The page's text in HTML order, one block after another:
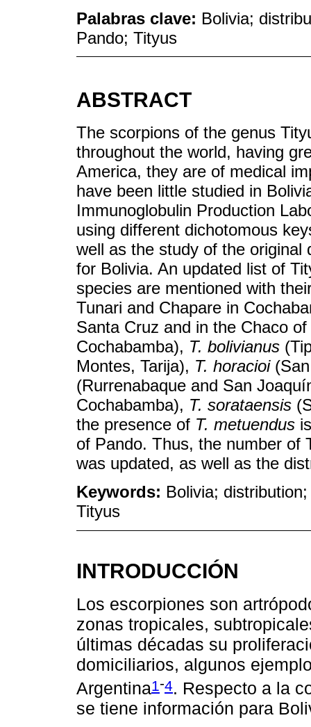
Palabras clave: Bolivia;
Pando; Tityus
ABSTRACT
The scorpions of the genus
throughout the world, having
America, they are of medical
have been little studied in
Immunoglobulin Production
using different dichotomous
well as the study of the original
for Bolivia. An updated list of
species are mentioned with
Tunari and Chapare in
Santa Cruz and in the Chaco
Cochabamba), T. bolivianus
Montes, Tarija), T. horacioi(San
(Rurrenabaque and San
Cochabamba), T. sorataensis
the presence of T. metuendus
of Pando. Thus, the number of
was updated, as well as the
Keywords: Bolivia;
Tityus
INTRODUCCIÓN
Los escorpiones son
zonas tropicales,
últimas décadas su
domiciliarios, algunos
Argentina1-4. Respecto a la
se tiene información para